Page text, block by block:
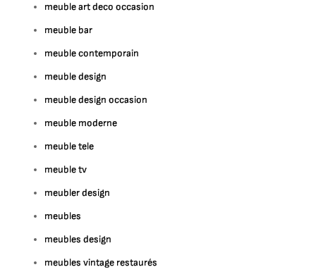
meuble art deco occasion
meuble bar
meuble contemporain
meuble design
meuble design occasion
meuble moderne
meuble tele
meuble tv
meubler design
meubles
meubles design
meubles vintage restaurés